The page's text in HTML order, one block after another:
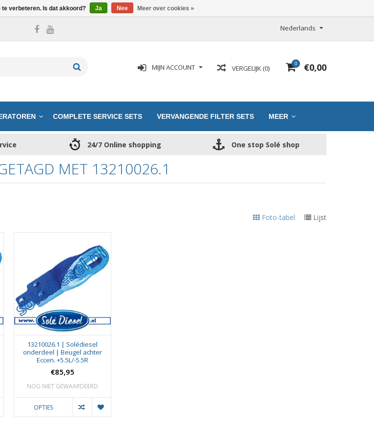
Nederlands
0 €0,00
VERGELIJK (0)
MIJN ACCOUNT
COMPLETE SERVICE SETS VERVANGENDE FILTER SETS MEER
24/7 Online shopping One stop Solé shop
MET 13210026.1
Foto-tabel Lijst
13210026.1 | Solédiesel
onderdeel | Beugel achter
Eccen. +5.5L/-5.5R
€85,95
NOG NIET GEWAARDEERD
OPTIES
verbeteren. Is dat akkoord? Ja Nee Meer over cookies »